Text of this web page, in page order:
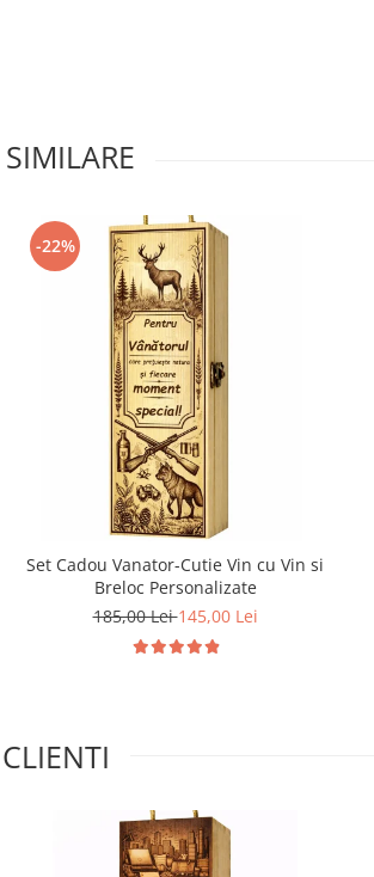
-22%
Set Cadou Vanator-Cutie Vin cu Vin si
Breloc Personalizate
185,00 Lei145,00 Lei